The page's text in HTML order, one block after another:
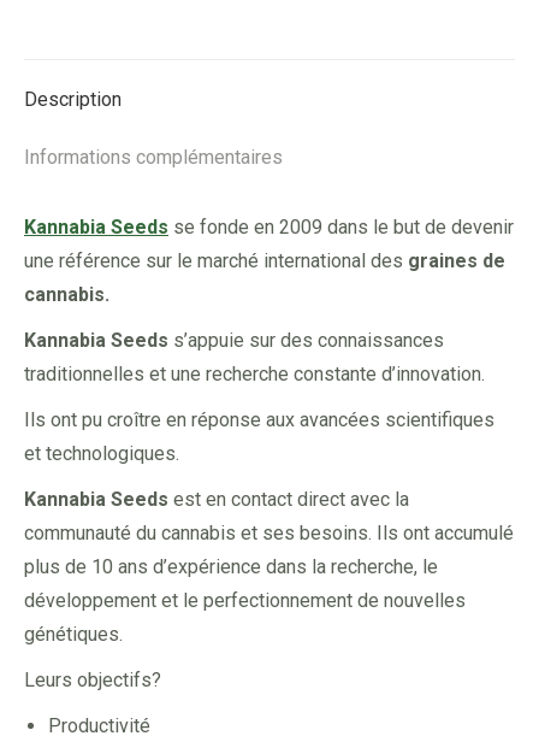
Description
Informations complémentaires
Kannabia Seeds se fonde en 2009 dans le but de devenir
une référence sur le marché international des graines de
cannabis.
Kannabia Seeds s’appuie sur des connaissances
traditionnelles et une recherche constante d’innovation.
Ils ont pu croître en réponse aux avancées scientifiques
et technologiques.
Kannabia Seeds est en contact direct avec la
communauté du cannabis et ses besoins. Ils ont accumulé
plus de 10 ans d’expérience dans la recherche, le
développement et le perfectionnement de nouvelles
génétiques.
Leurs objectifs?
Productivité